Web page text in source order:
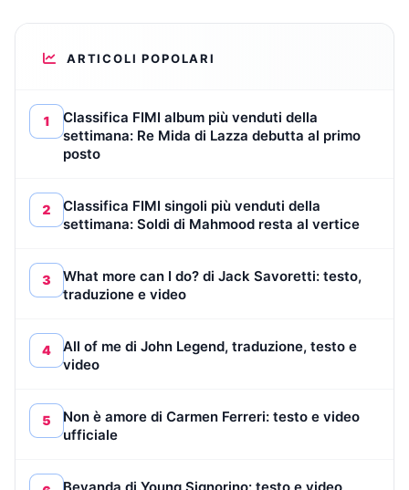
ARTICOLI POPOLARI
1
Classifica FIMI album più venduti della
settimana: Re Mida di Lazza debutta al primo
posto
2
Classifica FIMI singoli più venduti della
settimana: Soldi di Mahmood resta al vertice
3
What more can I do? di Jack Savoretti: testo,
traduzione e video
4
All of me di John Legend, traduzione, testo e
video
5
Non è amore di Carmen Ferreri: testo e video
ufficiale